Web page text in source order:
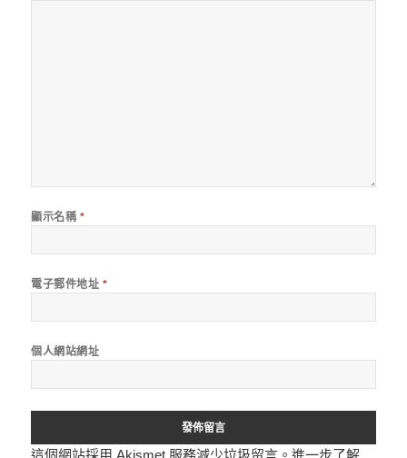
顯示名稱 *
電子郵件地址 *
個人網站網址
這個網站採用 Akismet 服務減少垃圾留言。進一步了解